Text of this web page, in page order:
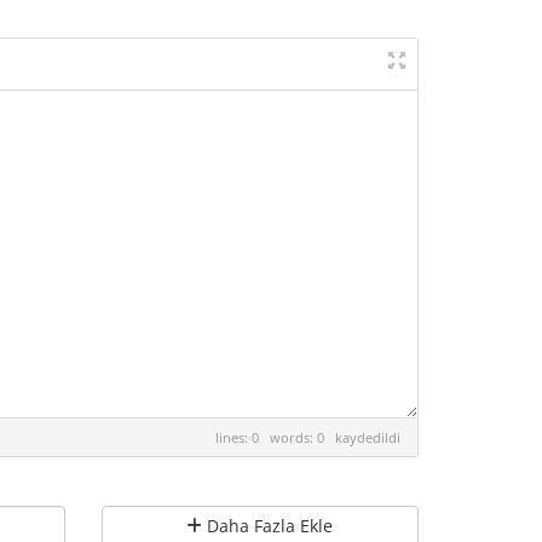
lines: 0 words: 0 kaydedildi
Daha Fazla Ekle